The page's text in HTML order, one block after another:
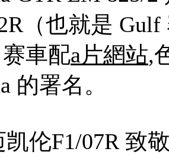
（也就是
車配a片網站,
的署名。
凯伦F1/07R 致